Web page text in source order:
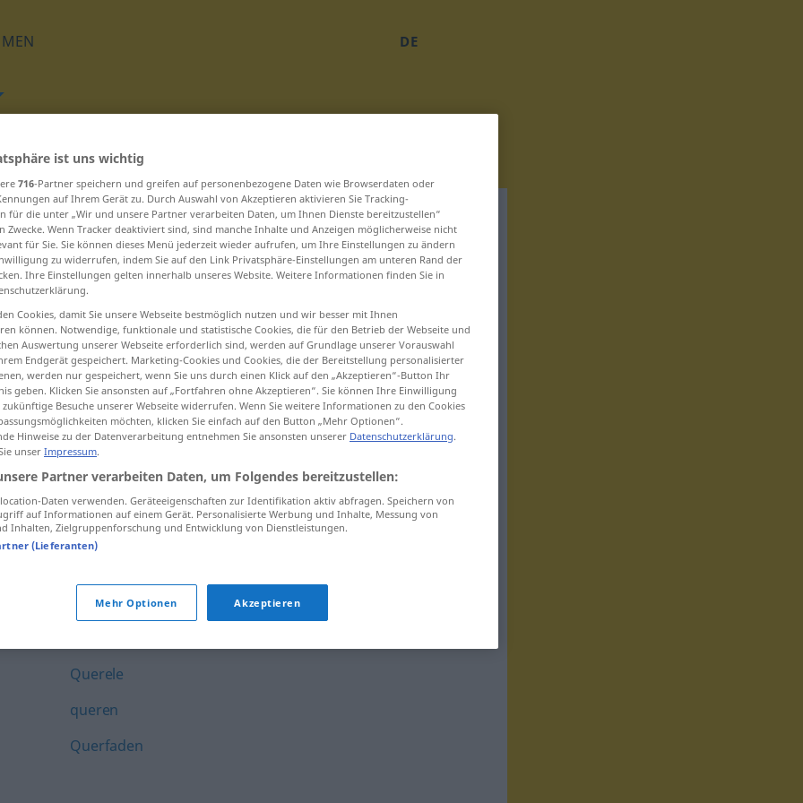
DE
– quengeln ... Querfaden
Querbinder
Querbrett
Querbruch
Querdenker
Querdenkerei
Querder
querdurch
Quere
Querele
queren
Querfaden
ist uns wichtig
716-Partner speichern und greifen auf personenbezogene Daten wie Browserdaten oder
auf Ihrem Gerät zu. Durch Auswahl von Akzeptieren aktivieren Sie Tracking-
für die unter „Wir und unsere Partner verarbeiten Daten, um Ihnen Dienste bereitzustellen“
Zwecke. Wenn Tracker deaktiviert sind, sind manche Inhalte und Anzeigen möglicherweise nicht
für Sie. Sie können dieses Menü jederzeit wieder aufrufen, um Ihre Einstellungen zu ändern
zu widerrufen, indem Sie auf den Link Privatsphäre-Einstellungen am unteren Rand der
Ihre Einstellungen gelten innerhalb unseres Website. Weitere Informationen finden Sie in
Cookies, damit Sie unsere Webseite bestmöglich nutzen und wir besser mit Ihnen
können. Notwendige, funktionale und statistische Cookies, die für den Betrieb der Webseite und
Auswertung unserer Webseite erforderlich sind, werden auf Grundlage unserer Vorauswahl
Endgerät gespeichert. Marketing-Cookies und Cookies, die der Bereitstellung personalisierter
werden nur gespeichert, wenn Sie uns durch einen Klick auf den „Akzeptieren“-Button Ihr
geben. Klicken Sie ansonsten auf „Fortfahren ohne Akzeptieren“. Sie können Ihre Einwilligung
Besuche unserer Webseite widerrufen. Wenn Sie weitere Informationen zu den Cookies
möchten, klicken Sie einfach auf den Button „Mehr Optionen“.
Hinweise zu der Datenverarbeitung entnehmen Sie ansonsten unserer Datenschutzerklärung.
unser Impressum.
Partner verarbeiten Daten, um Folgendes bereitzustellen:
Daten verwenden. Geräteeigenschaften zur Identifikation aktiv abfragen. Speichern von
auf Informationen auf einem Gerät. Personalisierte Werbung und Inhalte, Messung von
Inhalten, Zielgruppenforschung und Entwicklung von Dienstleistungen.
(Lieferanten)
Mehr Optionen Akzeptieren